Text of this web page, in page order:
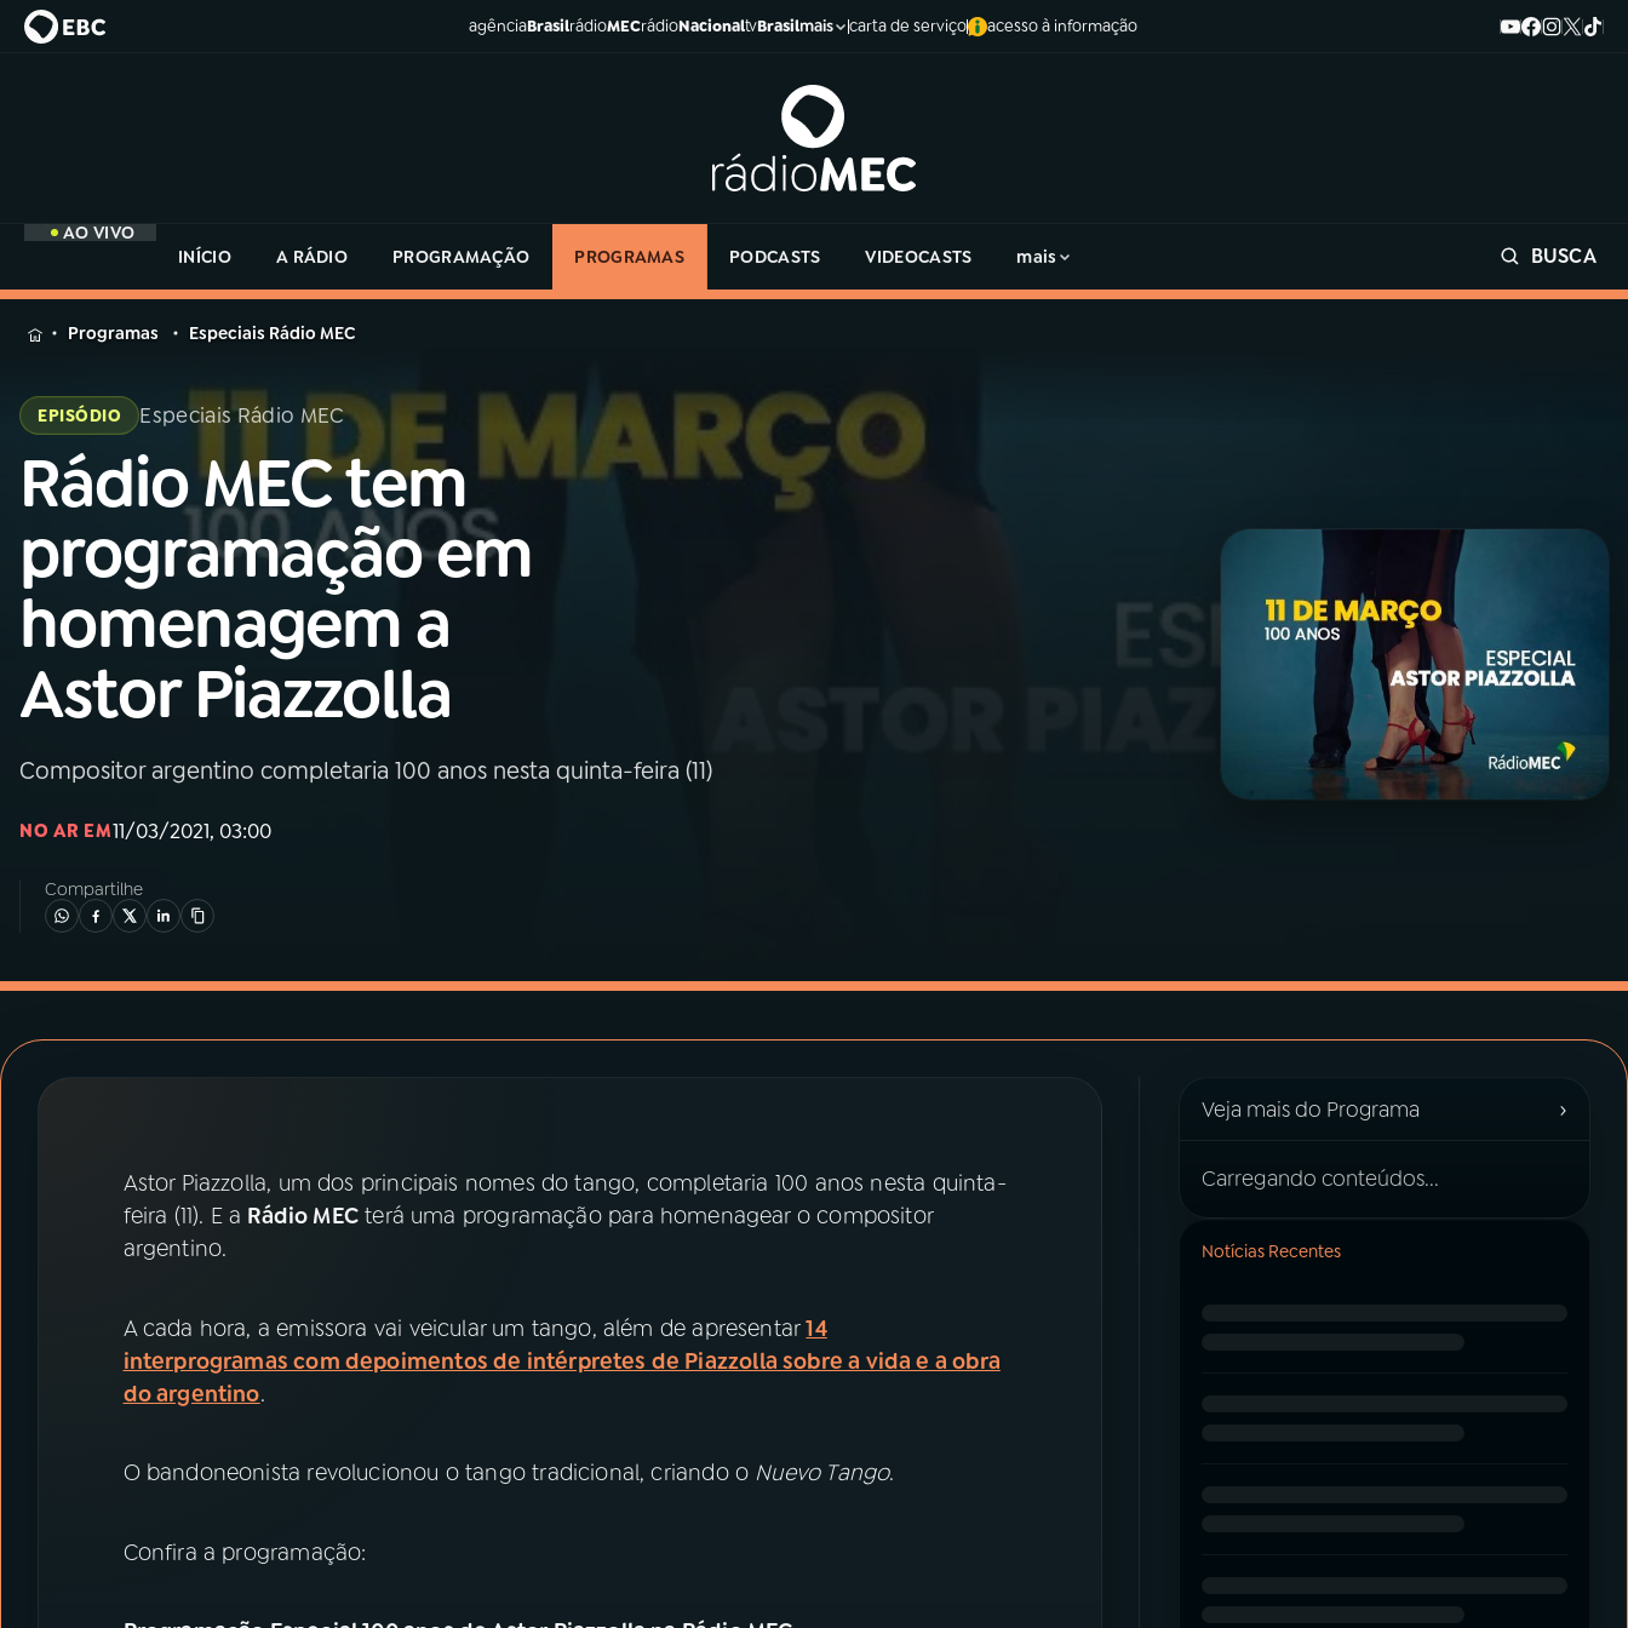
agênciaBrasilrádioMECrádioNacionaltvBrasilmais carta de serviço acesso à informação
AO VIVO
INÍCIO
A RÁDIO PROGRAMAÇÃO PROGRAMAS PODCASTS VIDEOCASTS mais BUSCA
MENU
Buscar
na
Rádio
MEC
Buscar
AO VIVO
01 INÍCIO
02A RÁDIO
03PROGRAMAÇÃO
05PODCASTS
PRÊMIO RÁDIO MEC
ACOMPANHE A RÁDIO MEC
Instagram X
na
Rádio
Programas Especiais Rádio MEC
EPISÓDIO Especiais Rádio MEC
Rádio MEC tem
programação em
homenagem a
Astor Piazzolla
Compositor argentino completaria 100 anos nesta quinta-feira (11)
NO AR EM11/03/2021, 03:00
Compartilhe
Astor Piazzolla, um dos principais nomes do tango, completaria 100 anos nesta quinta-
feira (11). E a Rádio MEC terá uma programação para homenagear o compositor
argentino.
A cada hora, a emissora vai veicular um tango, além de apresentar14
interprogramas com depoimentos de intérpretes de Piazzolla sobre a vida e a obra
do argentino.
O bandoneonista revolucionou o tango tradicional, criando o Nuevo Tango.
Confira a programação:
Veja mais do Programa ›
Carregando conteúdos...
Notícias Recentes